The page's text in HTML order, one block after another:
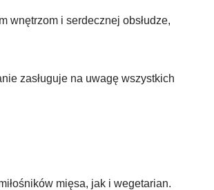
wnętrzom i serdecznej obsłudze,
zasługuje na uwagę wszystkich
mięsa, jak i wegetarian.